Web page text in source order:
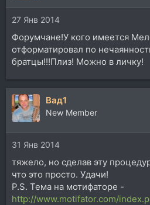
27 Янв 2014
Форумчане!У кого имеется
отформатировал по
братцы!!!Плиз! Можно в личку!
Вад1
New Member
31 Янв 2014
тяжело, но сделав эту
что это просто. Удачи!
P.S. Тема на мотифаторе -
http://www.motifator.com/